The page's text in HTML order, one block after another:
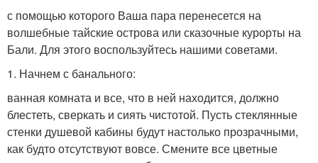
с помощью которого Ваша пара перенесется на
волшебные тайские острова или сказочные курорты на
Бали. Для этого воспользуйтесь нашими советами.
1. Начнем с банального:
ванная комната и все, что в ней находится, должно
блестеть, сверкать и сиять чистотой. Пусть стеклянные
стенки душевой кабины будут настолько прозрачными,
как будто отсутствуют вовсе. Смените все цветные